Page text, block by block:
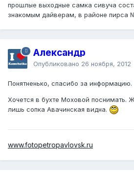
прошлые выходные самка сивуча
знакомым дайверам, в районе пирса
Александр
Опубликовано 26 ноября, 2012
Понятненько, спасибо за информацию.
Хочется в бухте Моховой поснимать.
лишь сопка Авачинская видна.
www.fotopetropavlovsk.ru